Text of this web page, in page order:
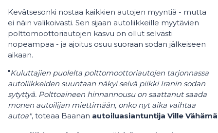
Kevätsesonki nostaa kaikkien autojen myyntiä - mutta
ei näin valikoivasti. Sen sijaan autoliikkeille myytävien
polttomoottoriautojen kasvu on ollut selvästi
nopeampaa - ja ajoitus osuu suoraan sodan jälkeiseen
aikaan.
"Kuluttajien puolelta polttomoottoriautojen tarjonnassa
autoliikkeiden suuntaan näkyi selvä piikki Iranin sodan
sytyttyä. Polttoaineen hinnannousu on saattanut saada
monen autoilijan miettimään, onko nyt aika vaihtaa
autoa", toteaa Baanan autoiluasiantuntija Ville